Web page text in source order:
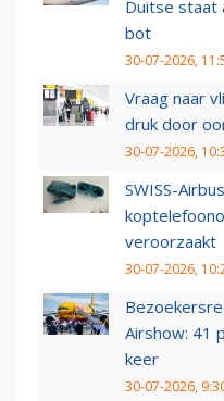
Duitse staat
bot
30-07-2026,
Vraag naar
druk door
30-07-2026,
SWISS-
veroorzaakt
30-07-2026,
Airshow: 41
keer
30-07-2026,